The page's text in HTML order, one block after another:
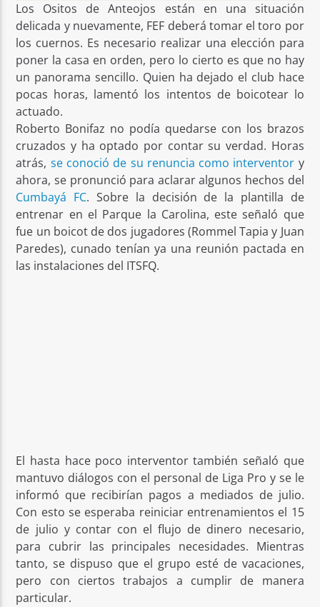
Los Ositos de Anteojos están en una situación
delicada y nuevamente, FEF deberá tomar el toro por
los cuernos. Es necesario realizar una elección para
poner la casa en orden, pero lo cierto es que no hay
un panorama sencillo. Quien ha dejado el club hace
pocas horas, lamentó los intentos de boicotear lo
actuado.
Roberto Bonifaz no podía quedarse con los brazos
cruzados y ha optado por contar su verdad. Horas
atrás, se conoció de su renuncia como interventor y
ahora, se pronunció para aclarar algunos hechos del
Cumbayá FC. Sobre la decisión de la plantilla de
entrenar en el Parque la Carolina, este señaló que
fue un boicot de dos jugadores (Rommel Tapia y Juan
Paredes), cunado tenían ya una reunión pactada en
las instalaciones del ITSFQ.
El hasta hace poco interventor también señaló que
mantuvo diálogos con el personal de Liga Pro y se le
informó que recibirían pagos a mediados de julio.
Con esto se esperaba reiniciar entrenamientos el 15
de julio y contar con el flujo de dinero necesario,
para cubrir las principales necesidades. Mientras
tanto, se dispuso que el grupo esté de vacaciones,
pero con ciertos trabajos a cumplir de manera
particular.